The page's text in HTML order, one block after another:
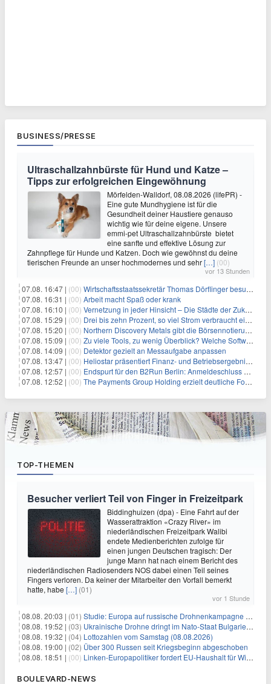
BUSINESS/PRESSE
Ultraschallzahnbürste für Hund und Katze –
Tipps zur erfolgreichen Eingewöhnung
Mörfelden-Walldorf, 08.08.2026 (lifePR) -
Eine gute Mundhygiene ist für die
Gesundheit deiner Haustiere genauso
wichtig wie für deine eigene. Unsere
emmi-pet Ultraschallzahnbürste bietet
eine sanfte und effektive Lösung zur
Zahnpflege für Hunde und Katzen. Doch wie gewöhnst du deine
tierischen Freunde an unser hochmodernes und sehr[…] (00)
vor 13 Stunden
07.08. 16:47 | (00) Wirtschaftsstaatssekretär Thomas Dörflinger besucht Handwerksbetrieb im Kammerbezirk Freiburg
07.08. 16:31 | (00) Arbeit macht Spaß oder krank
07.08. 16:10 | (00) Vernetzung in jeder Hinsicht – Die Städte der Zukunft sind grün-blau
07.08. 15:29 | (00) Drei bis zehn Prozent, so viel Strom verbraucht ein Aufzug im Gebäude
07.08. 15:20 | (00) Northern Discovery Metals gibt die Börsennotierung an der Frankfurter Wertpapierbörse bekannt
07.08. 15:09 | (00) Zu viele Tools, zu wenig Überblick? Welche Software IT-Dienstleister wirklich brauchen
07.08. 14:09 | (00) Detektor gezielt an Messaufgabe anpassen
07.08. 13:47 | (00) Heliostar präsentiert Finanz- und Betriebsergebnis für das zweite Quartal 2026 mit Goldproduktion und Barreserven in Rekordhöhe
07.08. 12:57 | (00) Endspurt für den B2Run Berlin: Anmeldeschluss am 26. August
07.08. 12:52 | (00) The Payments Group Holding erzielt deutliche Fortschritte bei ihren AI-Projekten
TOP-THEMEN
Besucher verliert Teil von Finger in Freizeitpark
Biddinghuizen (dpa) - Eine Fahrt auf der
Wasserattraktion «Crazy River» im
niederländischen Freizeitpark Walibi
endete Medienberichten zufolge für
einen jungen Deutschen tragisch: Der
junge Mann hat nach einem Bericht des
niederländischen Radiosenders NOS dabei einen Teil seines
Fingers verloren. Da keiner der Mitarbeiter den Vorfall bemerkt
hatte, habe […] (01)
vor 1 Stunde
08.08. 20:03 | (01) Studie: Europa auf russische Drohnenkampagne unzureichend vorbereitet
08.08. 19:52 | (03) Ukrainische Drohne dringt im Nato-Staat Bulgarien ein
08.08. 19:32 | (04) Lottozahlen vom Samstag (08.08.2026)
08.08. 19:00 | (02) Über 300 Russen seit Kriegsbeginn abgeschoben
08.08. 18:51 | (00) Linken-Europapolitiker fordert EU-Haushalt für Wirtschaftsumbau
BOULEVARD-NEWS